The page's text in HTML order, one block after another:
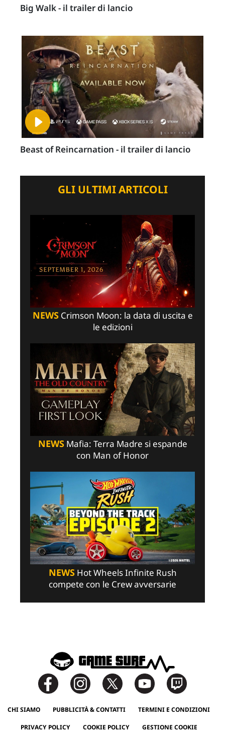
Big Walk - il trailer di lancio
Beast of Reincarnation - il trailer di lancio
GLI ULTIMI ARTICOLI
NEWSCrimson Moon: la data di uscita e
le edizioni
NEWSMafia: Terra Madre si espande
con Man of Honor
NEWSHot Wheels Infinite Rush
compete con le Crew avversarie
CHI SIAMO PUBBLICITÀ & CONTATTI TERMINI E CONDIZIONI
PRIVACY POLICY COOKIE POLICY GESTIONE COOKIE